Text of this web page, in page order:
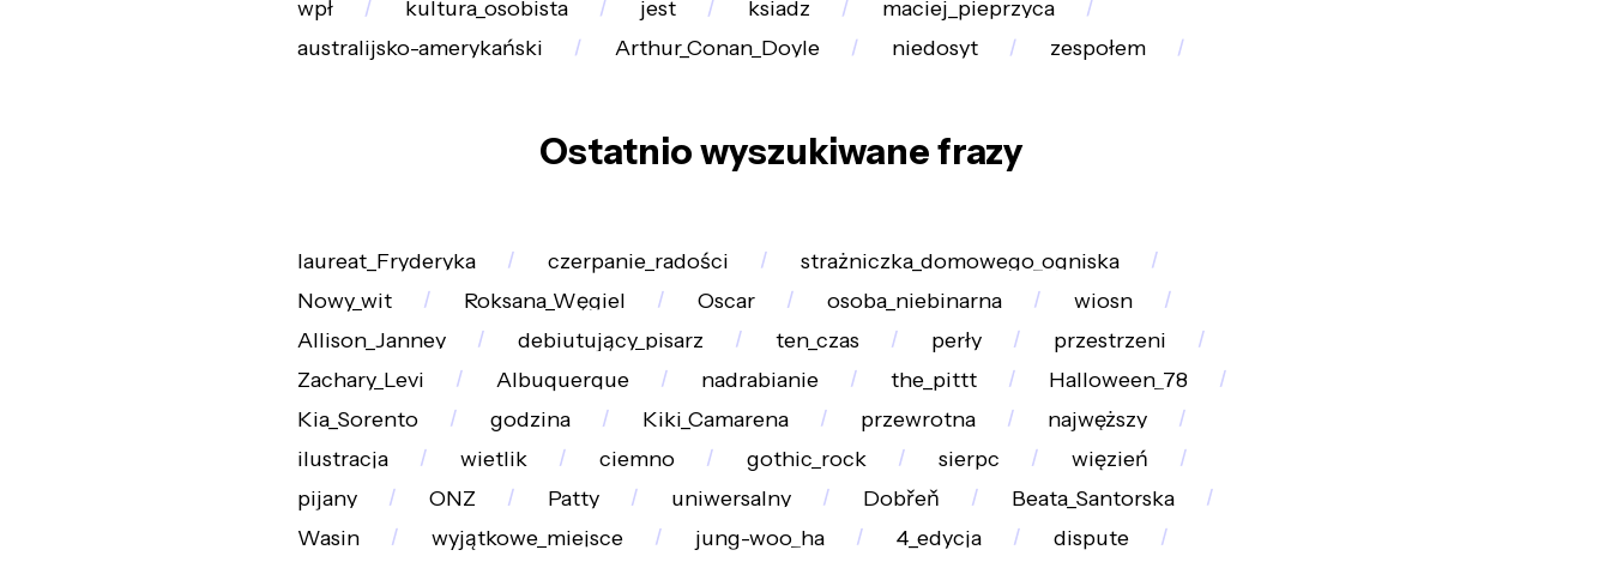
wpł
kultura_osobista jest ksiadz
maciej_pieprzyca
australijsko-amerykański
Arthur_Conan_Doyle niedosyt zespołem
Ostatnio wyszukiwane frazy
laureat_Fryderyka czerpanie_radości
strażniczka_domowego_ogniska
Nowy_wit
Roksana_Węgiel Oscar osoba_niebinarna
wiosn
Allison_Janney
debiutujący_pisarz ten_czas perły
przestrzeni
Zachary_Levi
Albuquerque nadrabianie the_pittt
Halloween_78
Kia_Sorento
godzina Kiki_Camarena przewrotna
najwęższy
ilustracja
wietlik ciemno gothic_rock sierpc
więzień
pijany
ONZ Patty uniwersalny Dobřeň
Beata_Santorska
Wasin
wyjątkowe_miejsce jung-woo_ha 4_edycja
dispute